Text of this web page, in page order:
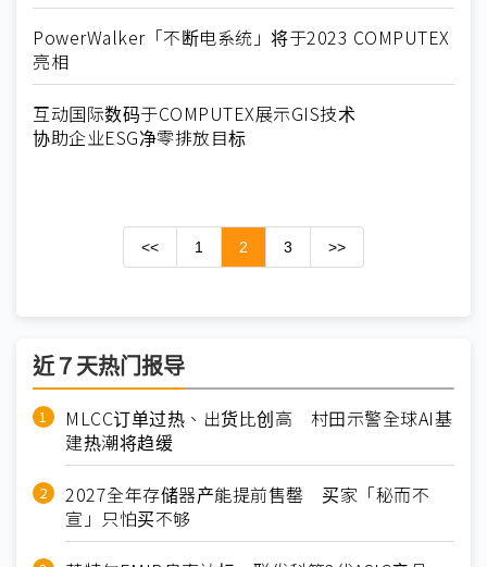
PowerWalker「不断电系统」将于2023 COMPUTEX
亮相
互动国际数码于COMPUTEX展示GIS技术
协助企业ESG净零排放目标
<< 1 2 3 >>
近７天热门报导
MLCC订单过热、出货比创高 村田示警全球AI基
建热潮将趋缓
2027全年存储器产能提前售罄 买家「秘而不
宣」只怕买不够